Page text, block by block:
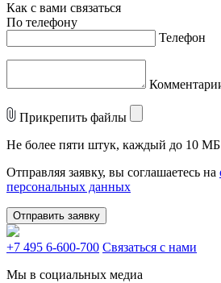
Как с вами связаться
По телефону
Телефон
Прикрепить файлы
Не более пяти штук, каждый до 10 МБ
Отправляя заявку, вы соглашаетесь на
персональных данных
Отправить заявку
+7 495 6-600-700 Связаться с нами
Мы в социальных медиа